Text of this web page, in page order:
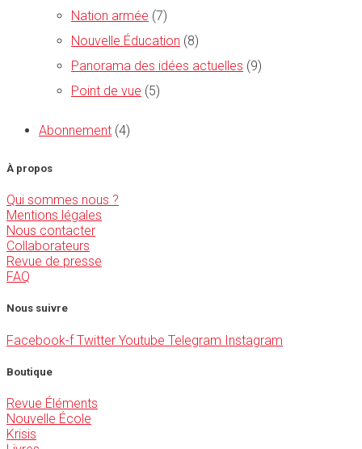
Nation armée (7)
Nouvelle Éducation (8)
Panorama des idées actuelles (9)
Point de vue (5)
Abonnement (4)
À propos
Qui sommes nous ?
Mentions légales
Nous contacter
Collaborateurs
Revue de presse
FAQ
Nous suivre
Facebook-f Twitter Youtube Telegram Instagram
Boutique
Revue Éléments
Nouvelle École
Krisis